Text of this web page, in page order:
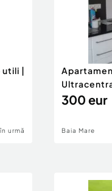
utili |
urmă
300 eur
Baia Mare